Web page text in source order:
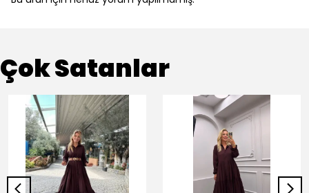
Çok Satanlar